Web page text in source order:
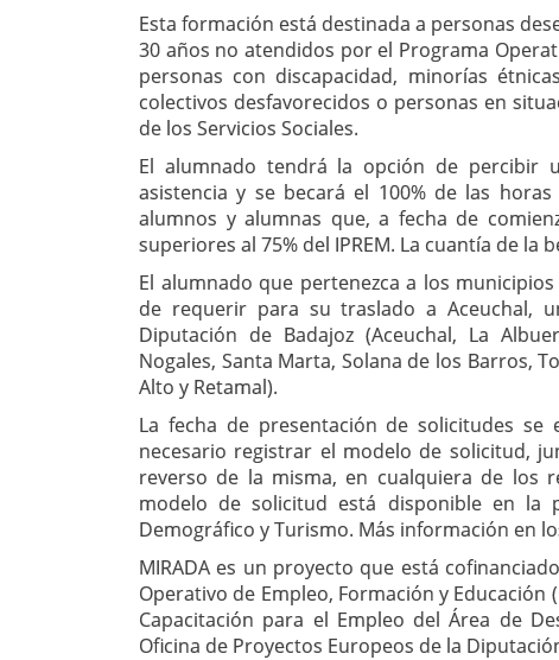
Esta formación está destinada a personas
30 años no atendidos por el Programa
personas con discapacidad, minorías
colectivos desfavorecidos o personas en
de los Servicios Sociales.
El alumnado tendrá la opción de percibir
asistencia y se becará el 100% de las
alumnos y alumnas que, a fecha de
superiores al 75% del IPREM. La cuantía de la
El alumnado que pertenezca a los
de requerir para su traslado a Aceuchal,
Diputación de Badajoz (Aceuchal, La
Nogales, Santa Marta, Solana de los Barros,
Alto y Retamal).
La fecha de presentación de solicitudes
necesario registrar el modelo de solicitud,
reverso de la misma, en cualquiera de los
modelo de solicitud está disponible en la
Demográfico y Turismo. Más información en
MIRADA es un proyecto que está
Operativo de Empleo, Formación y Educación
Capacitación para el Empleo del Área de
Oficina de Proyectos Europeos de la